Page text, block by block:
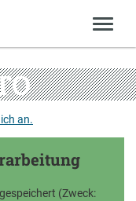
an.
(Zweck: